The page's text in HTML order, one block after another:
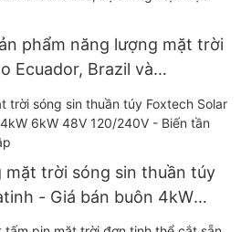
phẩm năng lượng mặt trời
Ecuador, Brazil và
độc lập 120V.
mặt trời sóng sin thuần túy
- Giá bán buôn 4kW
Biến tần năng lượng mặt